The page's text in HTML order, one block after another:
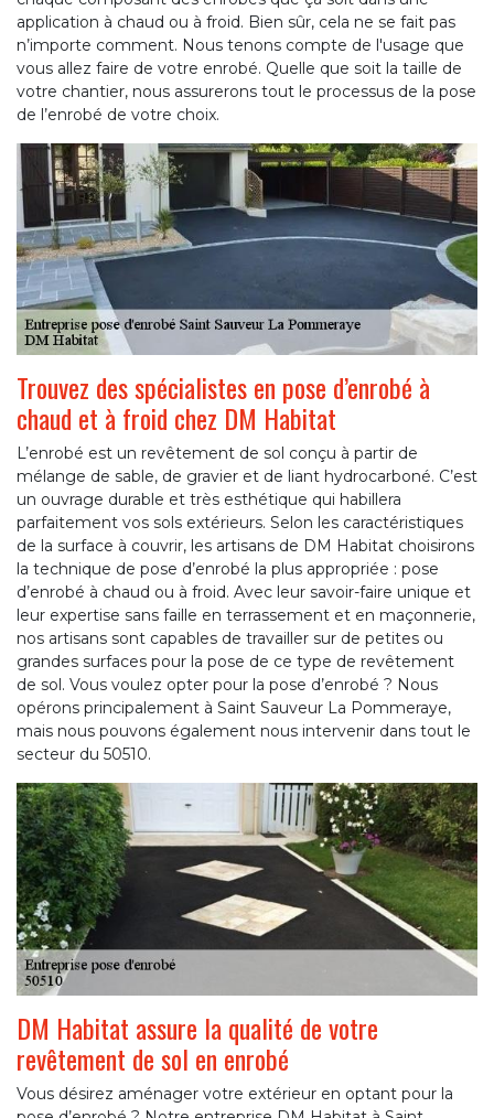
application à chaud ou à froid. Bien sûr, cela ne se fait pas
n’importe comment. Nous tenons compte de l'usage que
vous allez faire de votre enrobé. Quelle que soit la taille de
votre chantier, nous assurerons tout le processus de la pose
de l’enrobé de votre choix.
Trouvez des spécialistes en pose d’enrobé à
chaud et à froid chez DM Habitat
L’enrobé est un revêtement de sol conçu à partir de
mélange de sable, de gravier et de liant hydrocarboné. C’est
un ouvrage durable et très esthétique qui habillera
parfaitement vos sols extérieurs. Selon les caractéristiques
de la surface à couvrir, les artisans de DM Habitat choisirons
la technique de pose d’enrobé la plus appropriée : pose
d’enrobé à chaud ou à froid. Avec leur savoir-faire unique et
leur expertise sans faille en terrassement et en maçonnerie,
nos artisans sont capables de travailler sur de petites ou
grandes surfaces pour la pose de ce type de revêtement
de sol. Vous voulez opter pour la pose d’enrobé ? Nous
opérons principalement à Saint Sauveur La Pommeraye,
mais nous pouvons également nous intervenir dans tout le
secteur du 50510.
DM Habitat assure la qualité de votre
revêtement de sol en enrobé
Vous désirez aménager votre extérieur en optant pour la